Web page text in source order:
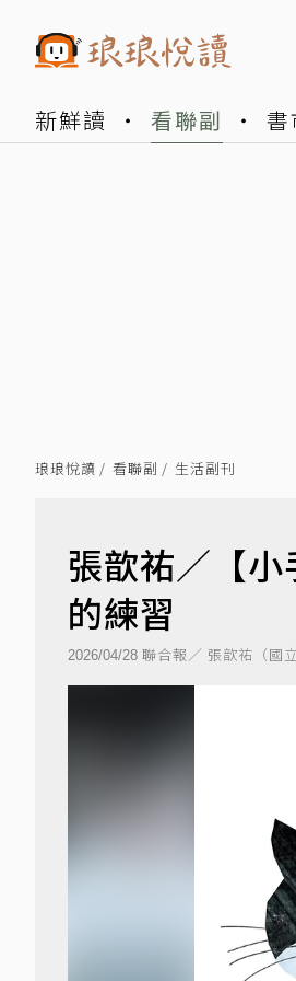
新鮮讀 看聯副 書
琅琅悅讀 看聯副 生活副刊
張歆祐／【
的練習
2026/04/28 聯合報／ 張歆祐（國